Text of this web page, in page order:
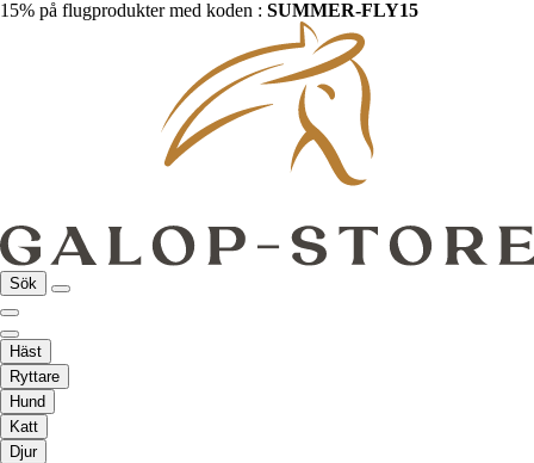
15% på flugprodukter med koden : SUMMER-FLY15
Sök
Häst
Ryttare
Hund
Katt
Djur